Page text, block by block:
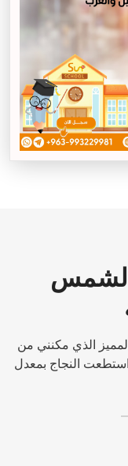
الذي مكنني من
استطعت النجاج بمعدل